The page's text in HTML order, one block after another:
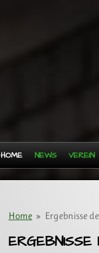
HOME NEWS VEREIN
Home » Ergebnisse